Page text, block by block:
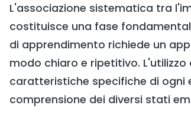
L'associazione sistematica tra
costituisce una fase
di apprendimento richiede un
modo chiaro e ripetitivo.
caratteristiche specifiche di ogni
comprensione dei diversi stati